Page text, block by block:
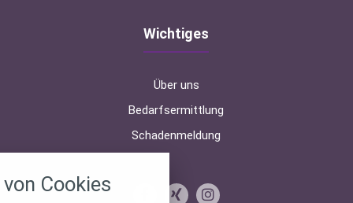
Wichtiges
Über uns
Bedarfsermittlung
Schadenmeldung
Cookies
alle verwendeten Cookies und